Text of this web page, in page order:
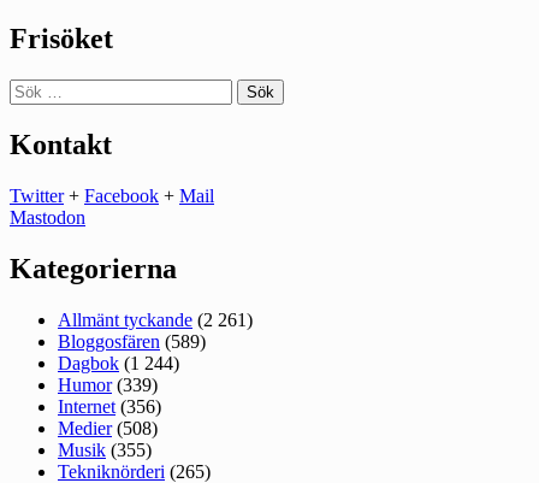
Frisöket
Sök
efter:
Kontakt
Twitter+ Facebook + Mail
Mastodon
Kategorierna
Allmänt tyckande (2 261)
Bloggosfären (589)
Dagbok (1 244)
Humor(339)
Internet (356)
Medier(508)
Musik (355)
Tekniknörderi (265)